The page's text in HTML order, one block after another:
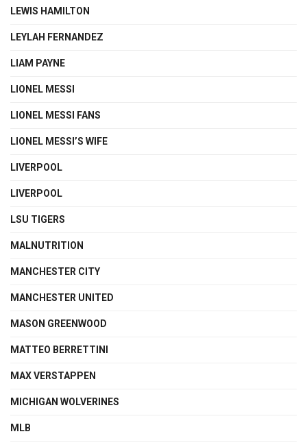
LEWIS HAMILTON
LEYLAH FERNANDEZ
LIAM PAYNE
LIONEL MESSI
LIONEL MESSI FANS
LIONEL MESSI’S WIFE
LIVERPOOL
LIVERPOOL
LSU TIGERS
MALNUTRITION
MANCHESTER CITY
MANCHESTER UNITED
MASON GREENWOOD
MATTEO BERRETTINI
MAX VERSTAPPEN
MICHIGAN WOLVERINES
MLB